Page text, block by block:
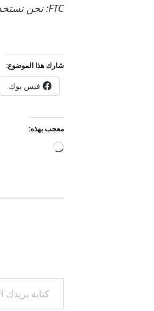
FTC: نحن نستخدم الروابط التابعة التلقائية لكسب الدخل.
شارك هذا الموضوع:
فيس بوك
معجب بهذه:
جاري
كتابة بريدك الإلكتروني...